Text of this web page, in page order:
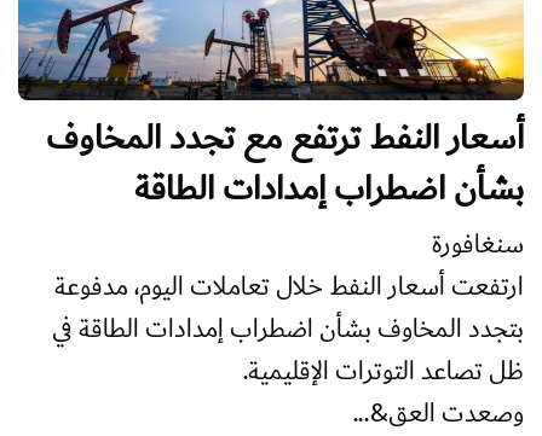
أسعار النفط ترتفع مع تجدد المخاوف
بشأن اضطراب إمدادات الطاقة
سنغافورة
ارتفعت أسعار النفط خلال تعاملات اليوم، مدفوعة
بتجدد المخاوف بشأن اضطراب إمدادات الطاقة في
ظل تصاعد التوترات الإقليمية.
وصعدت العق&...